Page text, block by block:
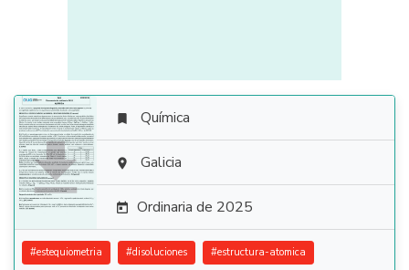

 Química
 Galicia
 Ordinaria de 2025
#estequiometria #disoluciones #estructura-atomica